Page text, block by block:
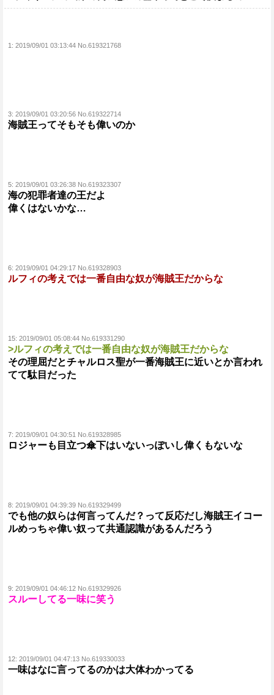
1: 2019/09/01 03:13:44 No.619321768
3: 2019/09/01 03:20:56 No.619322714
海賊王ってそもそも偉いのか
5: 2019/09/01 03:26:38 No.619323307
海の犯罪者達の王だよ
偉くはないかな…
6: 2019/09/01 04:29:17 No.619328903
ルフィの考えでは一番自由な奴が海賊王だからな
15: 2019/09/01 05:08:44 No.619331290
>ルフィの考えでは一番自由な奴が海賊王だからな
その理屈だとチャルロス聖が一番海賊王に近いとか言われ
てて駄目だった
7: 2019/09/01 04:30:51 No.619328985
ロジャーも目立つ傘下はいないっぽいし偉くもないな
8: 2019/09/01 04:39:39 No.619329499
でも他の奴らは何言ってんだ？って反応だし海賊王イコー
ルめっちゃ偉い奴って共通認識があるんだろう
9: 2019/09/01 04:46:12 No.619329926
スルーしてる一味に笑う
12: 2019/09/01 04:47:13 No.619330033
一味はなに言ってるのかは大体わかってる